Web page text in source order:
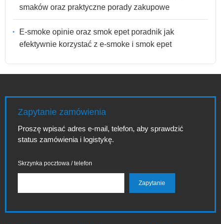
smaków oraz praktyczne porady zakupowe
E-smoke opinie oraz smok epet poradnik jak
efektywnie korzystać z e-smoke i smok epet
Zapytanie zamówienia
Proszę wpisać adres e-mail, telefon, aby sprawdzić
status zamówienia i logistykę.
Skrzynka pocztowa / telefon